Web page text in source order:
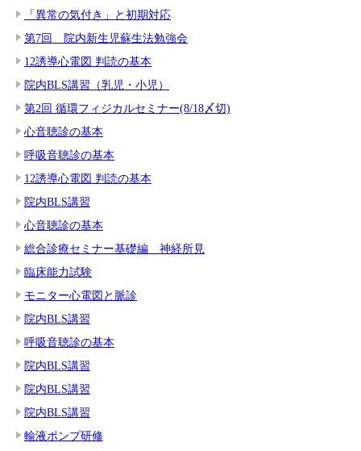
「異常の気付き」と初期対応
第7回 院内新生児蘇生法勉強会
12誘導心電図 判読の基本
院内BLS講習（乳児・小児）
第2回 循環フィジカルセミナー(8/18〆切)
心音聴診の基本
呼吸音聴診の基本
12誘導心電図 判読の基本
院内BLS講習
心音聴診の基本
総合診療セミナー基礎編 神経所見
臨床能力試験
モニター心電図と脈診
院内BLS講習
呼吸音聴診の基本
院内BLS講習
院内BLS講習
院内BLS講習
輸液ポンプ研修